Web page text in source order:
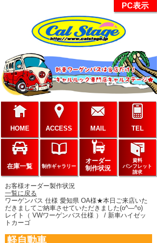
PC表示
HOME ACCESS MAIL TEL
在庫一覧 制作ギャラリー
オーダー
制作状況
資料
パンフレット
請求
お客様オーダー製作状況
一覧に戻る
ワーゲンバス 仕様 愛知県 OA様★本日ご来店いた
だきましてご納車させていただきました(o^―^o)
レイト（ VWワーゲンバス仕様 ） / 新車ハイゼッ
トカーゴ
軽自動車